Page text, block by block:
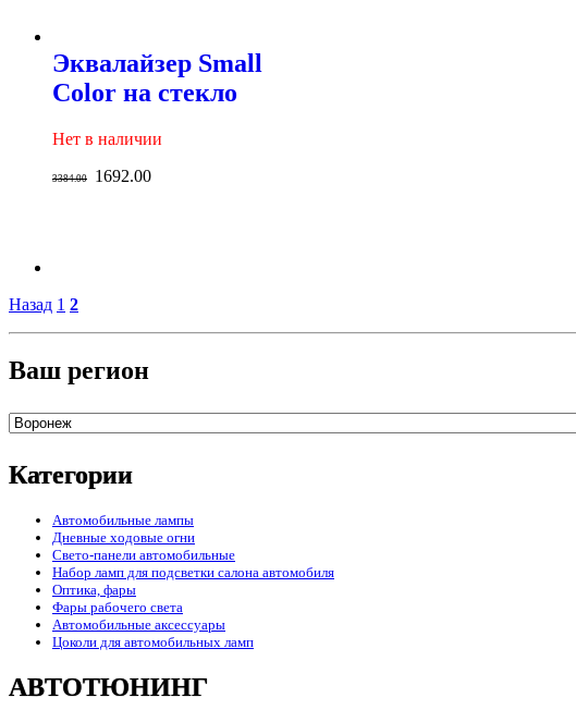
Эквалайзер Small
Color на стекло
Нет в наличии
3384.00 1692.00
Назад 1 2
Ваш регион
Категории
Автомобильные лампы
Дневные ходовые огни
Свето-панели автомобильные
Набор ламп для подсветки салона автомобиля
Оптика, фары
Фары рабочего света
Автомобильные аксессуары
Цоколи для автомобильных ламп
АВТОТЮНИНГ